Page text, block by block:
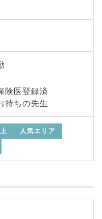
険医登録済
持ちの先生
人気エリア